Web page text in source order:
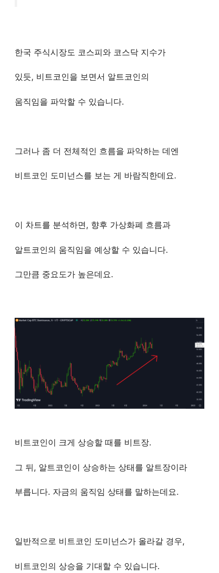
한국 주식시장도 코스피와 코스닥 지수가
있듯, 비트코인을 보면서 알트코인의
움직임을 파악할 수 있습니다.
그러나 좀 더 전체적인 흐름을 파악하는 데엔
비트코인 도미넌스를 보는 게 바람직한데요.
이 차트를 분석하면, 향후 가상화폐 흐름과
알트코인의 움직임을 예상할 수 있습니다.
그만큼 중요도가 높은데요.
비트코인이 크게 상승할 때를 비트장.
그 뒤, 알트코인이 상승하는 상태를 알트장이라
부릅니다. 자금의 움직임 상태를 말하는데요.
일반적으로 비트코인 도미넌스가 올라갈 경우,
비트코인의 상승을 기대할 수 있습니다.